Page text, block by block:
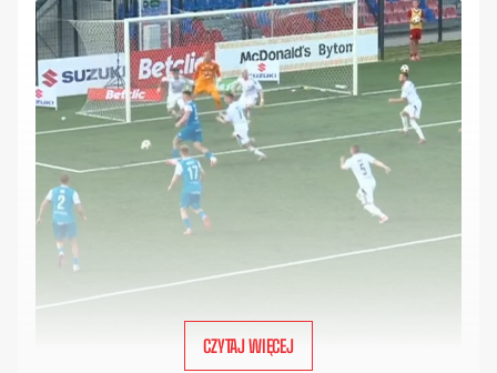
CZYTAJ WIĘCEJ